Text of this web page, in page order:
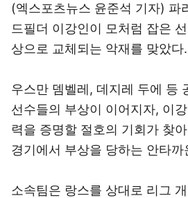
(엑스포츠뉴스 윤준석 기자) 파
드필더 이강인이 모처럼 잡은
상으로 교체되는 악재를 맞았다.
우스만 뎀벨레, 데지레 두에 등
선수들의 부상이 이어지자, 이
력을 증명할 절호의 기회가 찾
경기에서 부상을 당하는 안타까
소속팀은 랑스를 상대로 리그